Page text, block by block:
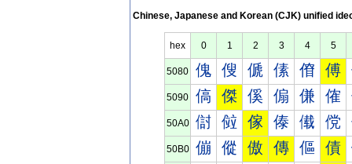
Chinese, Japanese and Korean (CJK) unified
hex 0 1 2 3 4 5
5080 傀 傁 傂 傃 傄 傅
5090 傐 傑 傒 傓 傔 傕
50A0 傠 傡 傢 傣 傤 傥
50B0 傰 傱 傲 傳 傴 債